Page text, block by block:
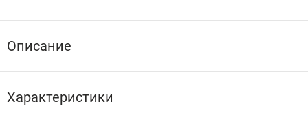
Описание
Характеристики